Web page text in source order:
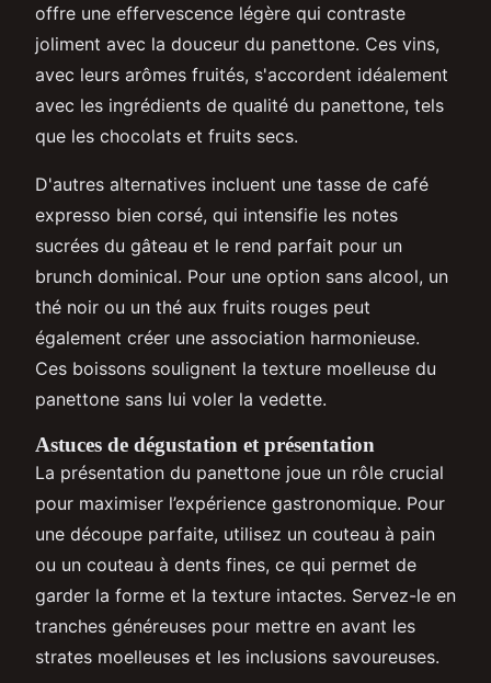
offre une effervescence légère qui contraste
joliment avec la douceur du panettone. Ces vins,
avec leurs arômes fruités, s'accordent idéalement
avec les ingrédients de qualité du panettone, tels
que les chocolats et fruits secs.
D'autres alternatives incluent une tasse de café
expresso bien corsé, qui intensifie les notes
sucrées du gâteau et le rend parfait pour un
brunch dominical. Pour une option sans alcool, un
thé noir ou un thé aux fruits rouges peut
également créer une association harmonieuse.
Ces boissons soulignent la texture moelleuse du
panettone sans lui voler la vedette.
Astuces de dégustation et présentation
La présentation du panettone joue un rôle crucial
pour maximiser l’expérience gastronomique. Pour
une découpe parfaite, utilisez un couteau à pain
ou un couteau à dents fines, ce qui permet de
garder la forme et la texture intactes. Servez-le en
tranches généreuses pour mettre en avant les
strates moelleuses et les inclusions savoureuses.